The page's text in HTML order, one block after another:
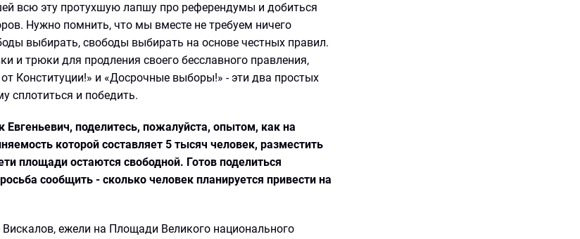
всю эту протухшую лапшу про референдумы и добиться
Нужно помнить, что мы вместе не требуем ничего
выбирать, свободы выбирать на основе честных правил.
и трюки для продления своего бесславного правления,
Конституции!» и «Досрочные выборы!» - эти два простых
сплотиться и победить.
поделитесь, пожалуйста, опытом, как на
которой составляет 5 тысяч человек, разместить
площади остаются свободной. Готов поделиться
сообщить - сколько человек планируется привести на
ежели на Площади Великого национального